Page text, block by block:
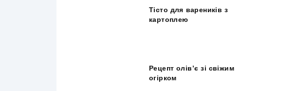
Тісто для вареників з
картоплею
Рецепт олів’є зі свіжим
огірком